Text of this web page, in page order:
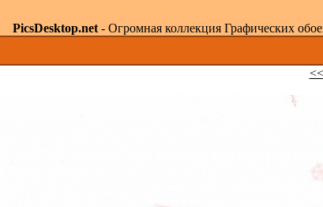
PicsDesktop.net- Огромная коллекция Графических